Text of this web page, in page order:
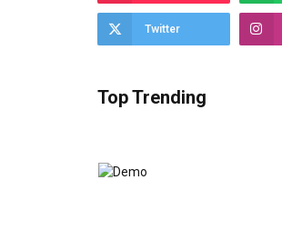
Twitter
Top Trending